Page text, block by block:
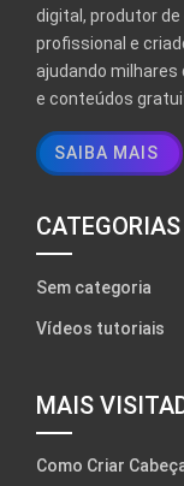
digital, produtor
profissional e
ajudando
e conteúdos
SAIBA MAIS
CATEGORIAS
Sem categoria
Vídeos tutoriais
MAIS
Como Criar